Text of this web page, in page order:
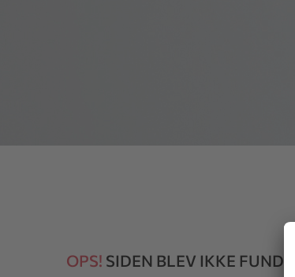
OPS! SIDEN BLEV IKKE FUNDET